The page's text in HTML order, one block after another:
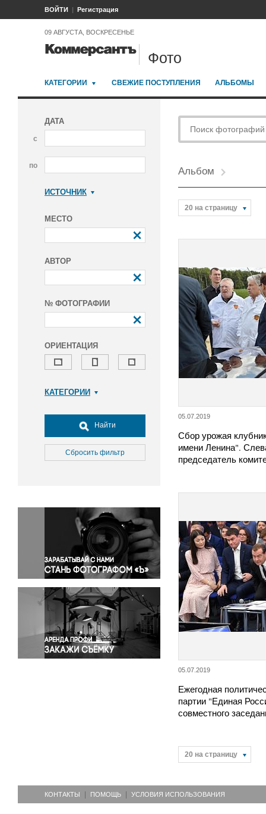
ВОЙТИ Регистрация
09 АВГУСТА, ВОСКРЕСЕНЬЕ
Фото
КАТЕГОРИИ СВЕЖИЕ ПОСТУПЛЕНИЯ АЛЬБОМЫ
ДАТА
с
по
ИСТОЧНИК
МЕСТО
АВТОР
№ ФОТОГРАФИИ
ОРИЕНТАЦИЯ
КАТЕГОРИИ
Досуг, туризм и отдых
Культура
Медицина
Окружающая среда
Политика
Правосудие
Происшествия и конфликты
Религия
Светская жизнь
Спорт
Экология
Экономика и бизнес
Найти
Сбросить фильтр
Альбом
20 на страницу
05.07.2019
Сбор урожая
имени Ленина".
председатель
05.07.2019
Ежегодная
партии "Единая
совместного
20 на страницу
КОНТАКТЫ ПОМОЩЬ УСЛОВИЯ ИСПОЛЬЗОВАНИЯ